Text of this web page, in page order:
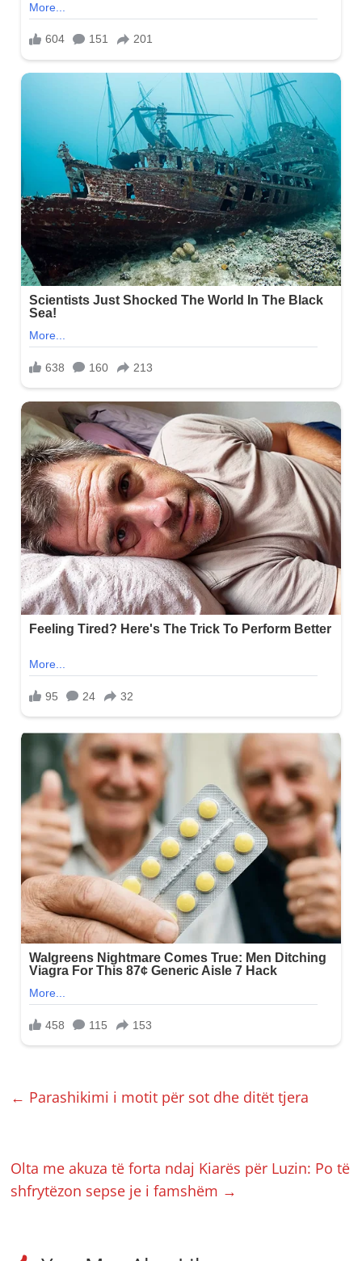
← Parashikimi i motit për sot dhe ditët tjera
Olta me akuza të forta ndaj Kiarës për Luzin: Po të
shfrytëzon sepse je i famshëm →